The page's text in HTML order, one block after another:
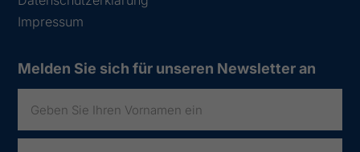
Impressum
Melden Sie sich für unseren Newsletter an